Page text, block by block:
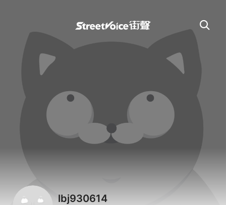
lbj930614